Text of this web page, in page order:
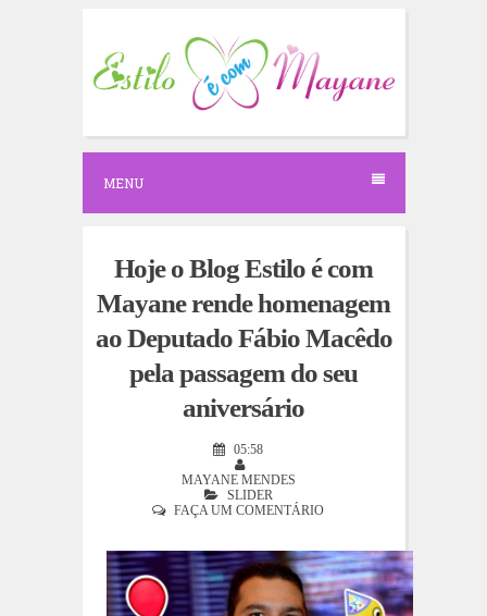
c
o
e
MENU
Hoje o Blog Estilo é com
Mayane rende homenagem
ao Deputado Fábio Macêdo
pela passagem do seu
aniversário
05:58
MAYANE MENDES
SLIDER
FAÇA UM COMENTÁRIO